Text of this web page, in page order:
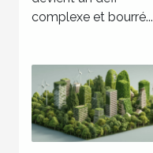
complexe et bourré...